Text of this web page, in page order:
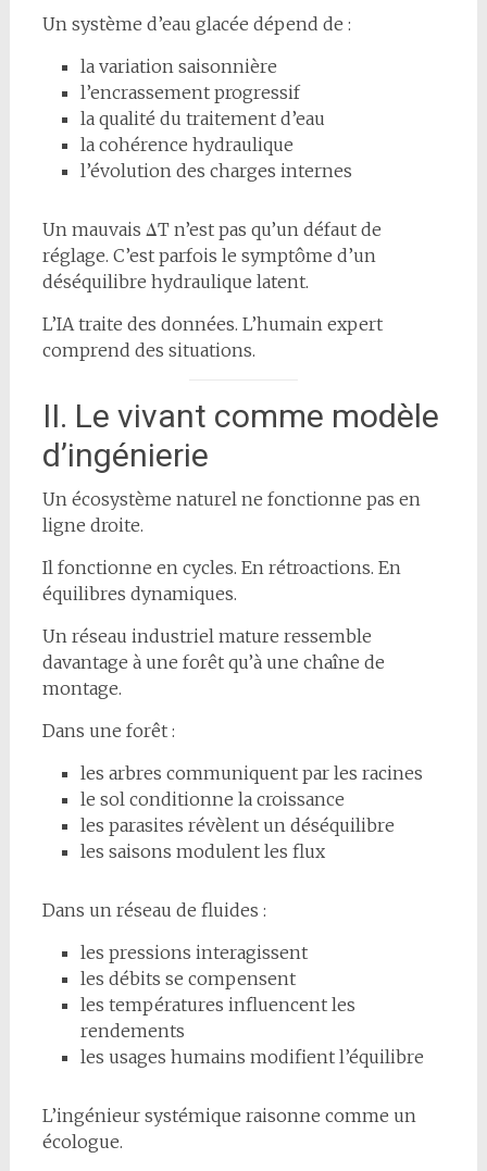
Un système d’eau glacée dépend de :
la variation saisonnière
l’encrassement progressif
la qualité du traitement d’eau
la cohérence hydraulique
l’évolution des charges internes
Un mauvais ΔT n’est pas qu’un défaut de
réglage. C’est parfois le symptôme d’un
déséquilibre hydraulique latent.
L’IA traite des données. L’humain expert
comprend des situations.
II. Le vivant comme modèle
d’ingénierie
Un écosystème naturel ne fonctionne pas en
ligne droite.
Il fonctionne en cycles. En rétroactions. En
équilibres dynamiques.
Un réseau industriel mature ressemble
davantage à une forêt qu’à une chaîne de
montage.
Dans une forêt :
les arbres communiquent par les racines
le sol conditionne la croissance
les parasites révèlent un déséquilibre
les saisons modulent les flux
Dans un réseau de fluides :
les pressions interagissent
les débits se compensent
les températures influencent les
rendements
les usages humains modifient l’équilibre
L’ingénieur systémique raisonne comme un
écologue.